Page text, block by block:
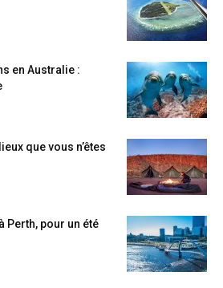
en Australie :
que vous n’êtes
Perth, pour un été